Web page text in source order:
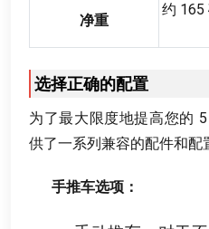
净重
约 165
选择正确的配置
为了最大限度地提高您的
供了一系列兼容的配件和配
手推车选项 ：